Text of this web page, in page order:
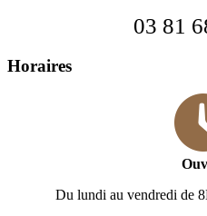
03 81
Horaires
Du lundi au vendredi de